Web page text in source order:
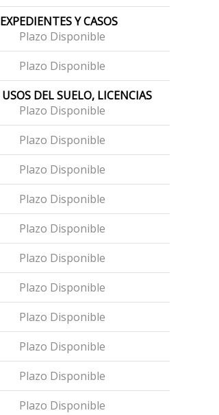
Y CASOS
Plazo Disponible
Plazo Disponible
DEL SUELO, LICENCIAS
Plazo Disponible
Plazo Disponible
Plazo Disponible
Plazo Disponible
Plazo Disponible
Plazo Disponible
Plazo Disponible
Plazo Disponible
Plazo Disponible
Plazo Disponible
Plazo Disponible